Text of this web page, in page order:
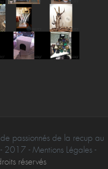
passionnés de la recup au
- Mentions Légales -
réservés